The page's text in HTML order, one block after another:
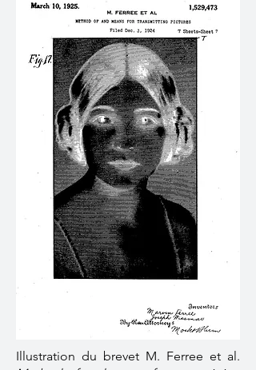
Illustration du brevet M. Ferree et al.